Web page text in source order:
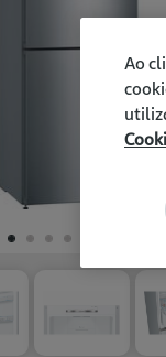
Ao